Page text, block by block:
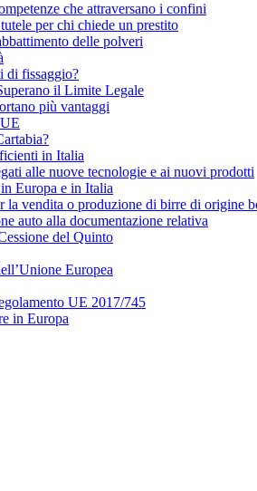
che attraversano i confini
per chi chiede un prestito
delle polveri
di fissaggio?
il Limite Legale
più vantaggi
in Italia
alle nuove tecnologie e ai nuovi prodotti
Europa e in Italia
vendita o produzione di birre di origine
auto alla documentazione relativa
del Quinto
Europea
UE 2017/745
in Europa